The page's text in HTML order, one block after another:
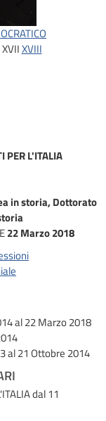
XVIIXVIII
PER L'ITALIA
in storia, Dottorato
22 Marzo 2018
al 22 Marzo 2018
al 21 Ottobre 2014
dal 11